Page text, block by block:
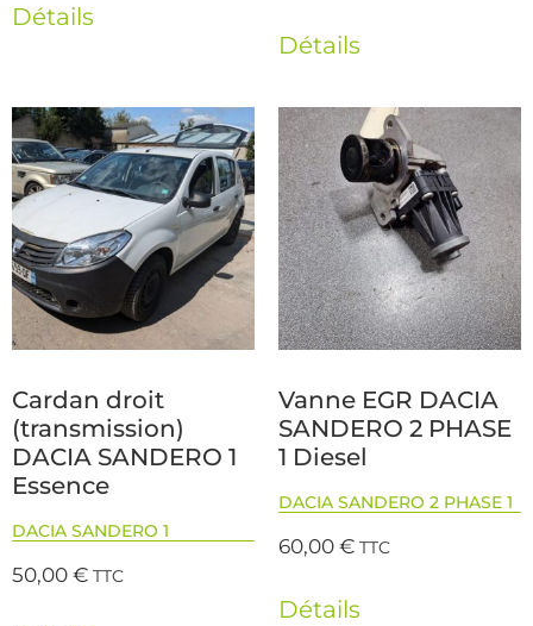
Détails
Détails
Cardan droit
(transmission)
DACIA SANDERO 1
Essence
DACIA SANDERO 1
50,00€ TTC
Vanne EGR DACIA
SANDERO 2 PHASE
1 Diesel
DACIA SANDERO 2 PHASE 1
60,00€ TTC
Détails